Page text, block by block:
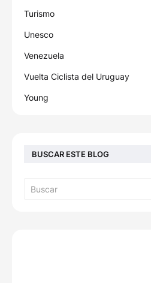
Turismo
Unesco
Venezuela
Vuelta Ciclista del Uruguay
Young
BUSCAR ESTE BLOG